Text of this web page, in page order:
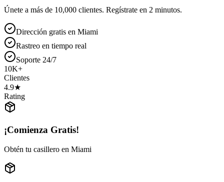
Únete a más de 10,000 clientes. Regístrate en 2 minutos.
Dirección gratis en Miami
Rastreo en tiempo real
Soporte 24/7
10K+
Clientes
4.9★
Rating
¡Comienza Gratis!
Obtén tu casillero en Miami